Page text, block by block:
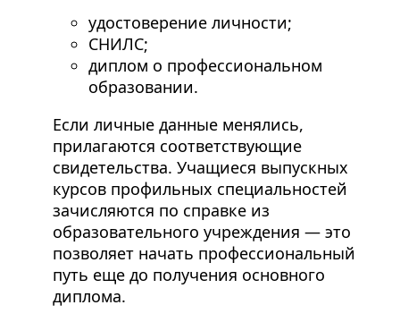
удостоверение личности;
СНИЛС;
диплом о профессиональном
образовании.
Если личные данные менялись,
прилагаются соответствующие
свидетельства. Учащиеся выпускных
курсов профильных специальностей
зачисляются по справке из
образовательного учреждения — это
позволяет начать профессиональный
путь еще до получения основного
диплома.